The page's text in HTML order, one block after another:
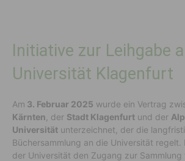
Initiative zur Leihgabe
Universität Klagenfurt
Am 3. Februar 2025 wurde ein Vertrag
Kärnten , der Stadt Klagenfurt und der
Universität unterzeichnet, der die
Büchersammlung an die Universität regelt.
der Universität den Zugang zur